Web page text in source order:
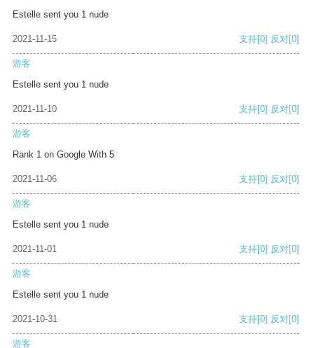
Estelle sent you 1 nude
2021-11-15 支持[0] 反对[0]
游客
Estelle sent you 1 nude
2021-11-10 支持[0] 反对[0]
游客
Rank 1 on Google With 5
2021-11-06 支持[0] 反对[0]
游客
Estelle sent you 1 nude
2021-11-01 支持[0] 反对[0]
游客
Estelle sent you 1 nude
2021-10-31 支持[0] 反对[0]
游客